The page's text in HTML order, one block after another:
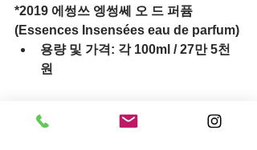
*2019 에썽쓰 엥썽쎄 오 드 퍼퓸
(Essences Insensées eau de parfum)
용량 및 가격: 각 100ml / 27만 5천
원